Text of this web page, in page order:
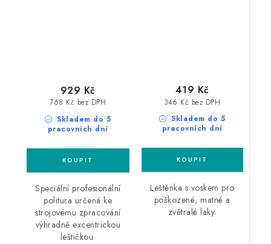
Skladem do 5
pracovních dní
768 Kč bez DPH
929 Kč
Speciální profesionální
politura určená ke
strojovému zpracování
výhradně excentrickou
leštičkou.
Skladem do 5
pracovních dní
346 Kč bez DPH
419 Kč
Leštěnka s voskem pro
poškozené, matné a
zvětralé laky.